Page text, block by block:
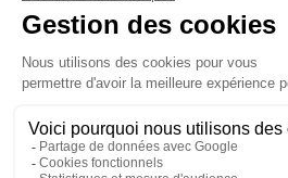
SIGN UP FOR OUR